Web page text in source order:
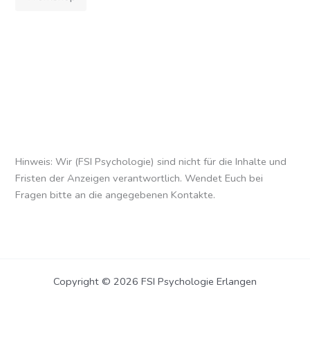
Hinweis: Wir (FSI Psychologie) sind nicht für die Inhalte und
Fristen der Anzeigen verantwortlich. Wendet Euch bei
Fragen bitte an die angegebenen Kontakte.
Copyright © 2026 FSI Psychologie Erlangen